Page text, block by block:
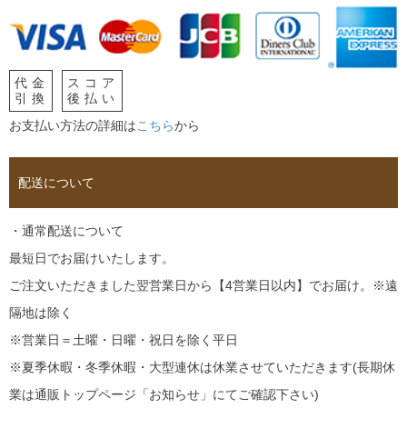
代金
引換
スコア
後払い
お支払い方法の詳細はこちらから
配送について
・通常配送について
最短日でお届けいたします。
ご注文いただきました翌営業日から【4営業日以内】でお届け。※遠
隔地は除く
※営業日＝土曜・日曜・祝日を除く平日
※夏季休暇・冬季休暇・大型連休は休業させていただきます(長期休
業は通販トップページ「お知らせ」にてご確認下さい)